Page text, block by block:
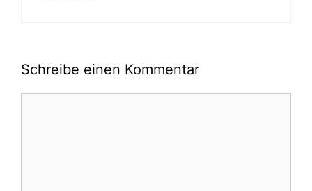
Schreibe einen Kommentar